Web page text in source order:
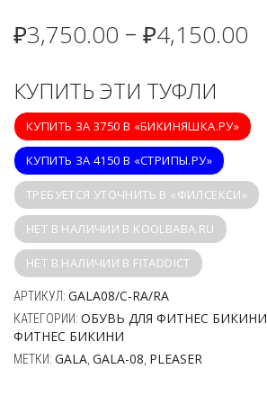
₽3,750.00 – ₽4,150.00
КУПИТЬ ЭТИ ТУФЛИ
КУПИТЬ ЗА 3750 В «БИКИНЯШКА.РУ»
КУПИТЬ ЗА 4150 В «СТРИПЫ.РУ»
ТРЕБУЕТСЯ УТОЧНИТЬ В «ФИЛСЕКСИ»
НЕТ В НАЛИЧИИ В KOOLBABA.RU
НЕТ В НАЛИЧИИ В FITADDICT
АРТИКУЛ: GALA08/C-RA/RA
КАТЕГОРИИ: ОБУВЬ ДЛЯ ФИТНЕС БИКИНИ
ФИТНЕС БИКИНИ
МЕТКИ: GALA GALA-08 PLEASER